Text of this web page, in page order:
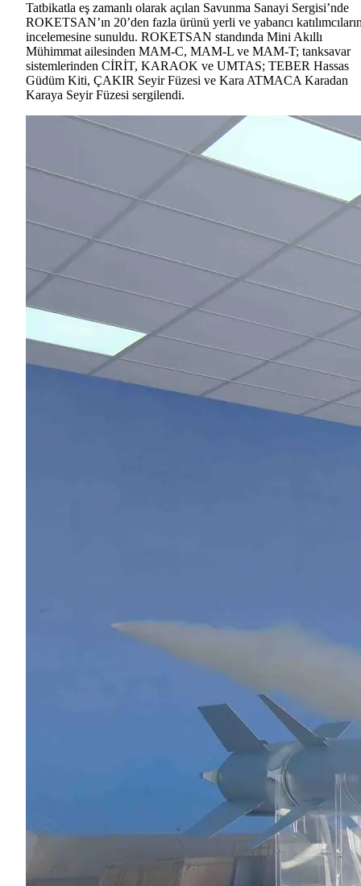
Tatbikatla eş zamanlı olarak açılan Savunma Sanayi Sergisi’nde
ROKETSAN’ın 20’den fazla ürünü yerli ve yabancı
incelemesine sunuldu. ROKETSAN standında Mini Akıllı
Mühimmat ailesinden MAM-C, MAM-L ve MAM-T; tanksavar
sistemlerinden CİRİT, KARAOK ve UMTAS; TEBER Hassas
Güdüm Kiti, ÇAKIR Seyir Füzesi ve Kara ATMACA Karadan
Karaya Seyir Füzesi sergilendi.